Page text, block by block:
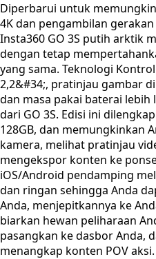
Diperbarui untuk
4K dan pengambilan
Insta360 GO 3S putih arktik
dengan tetap
yang sama. Teknologi
2,2&#34;, pratinjau gambar
dan masa pakai baterai
dari GO 3S. Edisi ini
128GB, dan memungkinkan
kamera, melihat pratinjau
mengekspor konten ke
iOS/Android pendamping
dan ringan sehingga Anda
Anda, menjepitkannya ke
biarkan hewan peliharaan
pasangkan ke dasbor Anda,
menangkap konten POV aksi.